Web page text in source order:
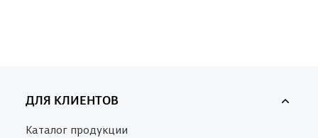
ДЛЯ КЛИЕНТОВ
Каталог продукции